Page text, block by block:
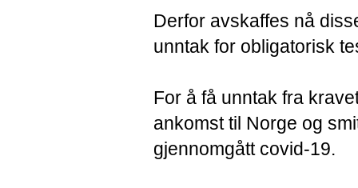
Derfor avskaffes nå
unntak for obligatorisk
For å få unntak fra
ankomst til Norge og
gjennomgått covid-19.